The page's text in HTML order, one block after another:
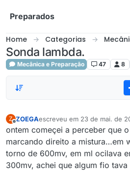
Preparados
Home Categorias
Sonda lambda.
Mecânica e Preparação 47 8
Z
Offline
ZOEGAescreveu em 23 de mai. de
última edição por
ontem começei a perceber que
marcando direito a mistura…em
torno de 600mv, em ml ocilava
300mv, achei que algum fio